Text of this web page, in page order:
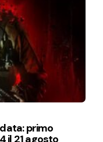
primo
il 21 agosto